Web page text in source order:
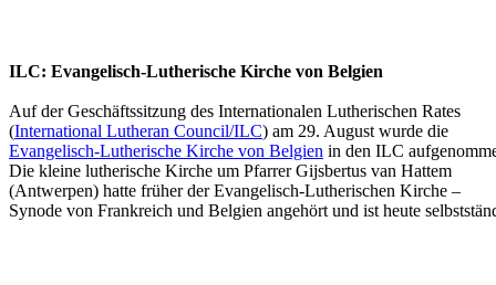
ILC: Evangelisch-Lutherische Kirche von Belgien
Auf der Geschäftssitzung des Internationalen Lutherischen Rates
(International Lutheran Council/ILC) am 29. August wurde die
Evangelisch-Lutherische Kirche von Belgien in den ILC
Die kleine lutherische Kirche um Pfarrer Gijsbertus van Hattem
(Antwerpen) hatte früher der Evangelisch-Lutherischen Kirche –
Synode von Frankreich und Belgien angehört und ist heute